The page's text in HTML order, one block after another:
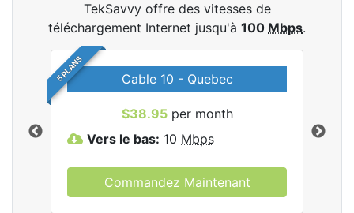
TekSavvy offre des vitesses de
téléchargement Internet jusqu'à 100 Mbps.
5 PLANS Cable 10 - Quebec
$38.95per month
Vers le bas: 10 Mbps
Commandez Maintenant